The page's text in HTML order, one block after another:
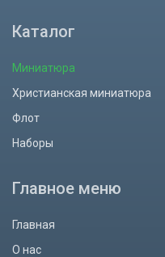
Каталог
Миниатюра
Христианская миниатюра
Флот
Наборы
Главное меню
Главная
О нас